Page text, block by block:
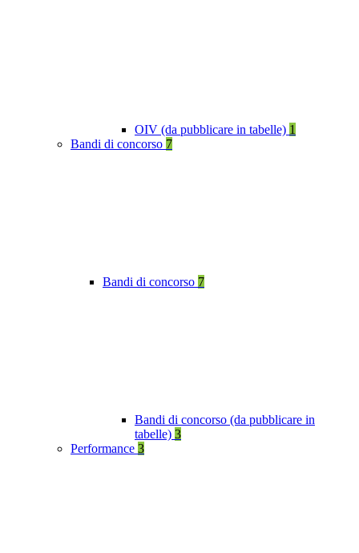
OIV (da pubblicare in tabelle) 1
Bandi di concorso 7
Bandi di concorso 7
Bandi di concorso (da pubblicare in
tabelle) 3
Performance 3